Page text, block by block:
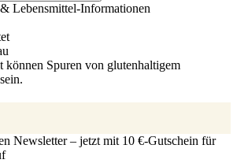
Lebensmittel-Informationen
können Spuren von glutenhaltigem
Newsletter – jetzt mit 10 €-Gutschein für